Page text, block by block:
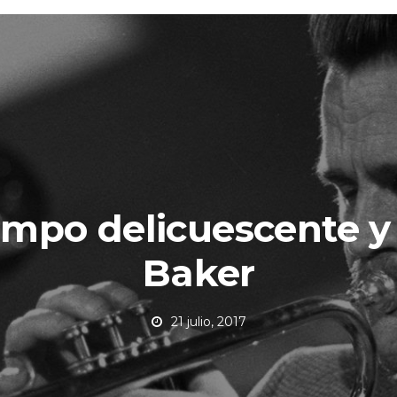
delicuescente
Baker
21 julio, 2017